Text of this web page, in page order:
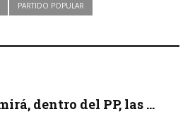
PARTIDO POPULAR
dentro del PP, las ...